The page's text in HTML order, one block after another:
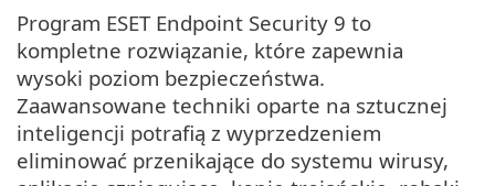
Program ESET Endpoint Security 9 to
kompletne rozwiązanie, które zapewnia
wysoki poziom bezpieczeństwa.
Zaawansowane techniki oparte na sztucznej
inteligencji potrafią z wyprzedzeniem
eliminować przenikające do systemu wirusy,